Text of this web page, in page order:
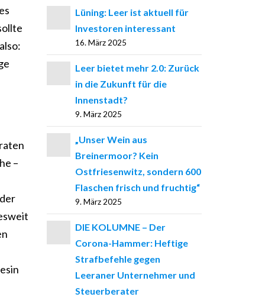
–
Lüning: Leer ist aktuell für
Investoren interessant
16. März 2025
Leer bietet mehr 2.0: Zurück
in die Zukunft für die
Innenstadt?
9. März 2025
„Unser Wein aus
Breinermoor? Kein
Ostfriesenwitz, sondern 600
Flaschen frisch und fruchtig“
9. März 2025
DIE KOLUMNE – Der
Corona-Hammer: Heftige
Strafbefehle gegen
Leeraner Unternehmer und
Steuerberater